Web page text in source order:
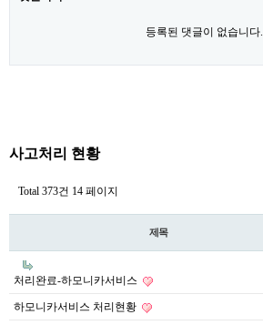
등록된 댓글이 없습니다.
사고처리 현황
Total 373건 14 페이지
제목
처리완료-하모니카서비스
하모니카서비스 처리현황